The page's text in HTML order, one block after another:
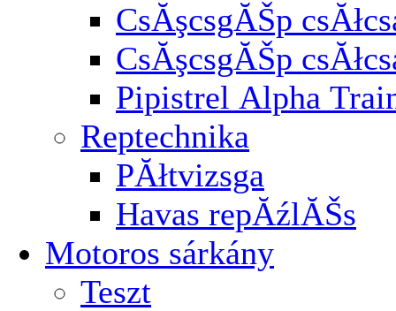
CsĂşcsgĂŠp
CsĂşcsgĂŠp
Pipistrel Alpha
Reptechnika
PĂłtvizsga
Havas repĂźlĂŠs
Motoros sárkány
Teszt